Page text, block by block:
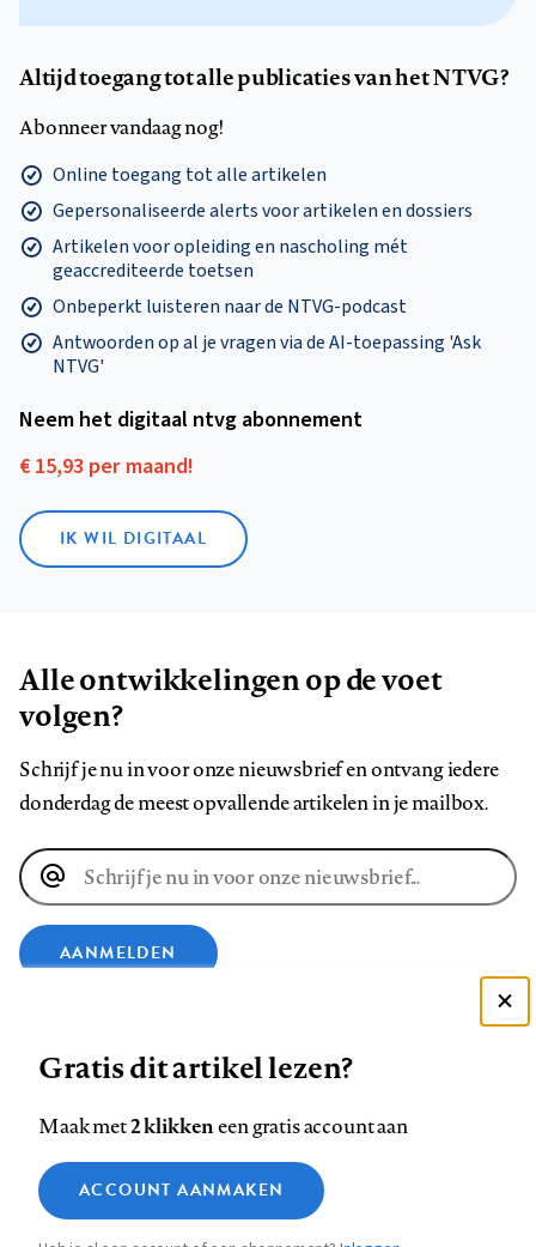
Altijd toegang tot alle publicaties van het NTVG?
Abonneer vandaag nog!
Online toegang tot alle artikelen
Gepersonaliseerde alerts voor artikelen en dossiers
Artikelen voor opleiding en nascholing mét
geaccrediteerde toetsen
Onbeperkt luisteren naar de NTVG-podcast
Antwoorden op al je vragen via de AI-toepassing 'Ask
NTVG'
Neem het digitaal ntvg abonnement
€ 15,93 per maand!
IK WIL DIGITAAL
Alle ontwikkelingen op de voet
volgen?
Schrijf je nu in voor onze nieuwsbrief en ontvang iedere
donderdag de meest opvallende artikelen in je mailbox.
E-
mailadres
AANMELDEN
op
Facebook
op
LinkedIn
op
Bluesky
ons
op
InstagramYouTube
Footer
Contact Colofon Disclaimer Privacy
Medische vragen verdienen
betrouwbare antwoorden
Zie onze cookie policy
Analytische cookies
Gratis dit artikel lezen?
Maak met2 klikkeneen gratis account aan
ACCOUNT AANMAKEN